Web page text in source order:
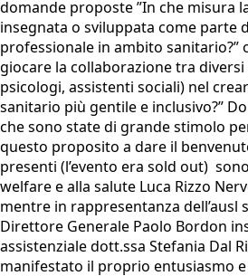
domande proposte ”In che misura
insegnata o sviluppata come parte
professionale in ambito sanitario?”
giocare la collaborazione tra
psicologi, assistenti sociali) nel
sanitario più gentile e inclusivo?”
che sono state di grande stimolo
questo proposito a dare il
presenti (l’evento era sold out)
welfare e alla salute Luca Rizzo
mentre in rappresentanza dell’ausl
Direttore Generale Paolo Bordon
assistenziale dott.ssa Stefania Dal
manifestato il proprio entusiasmo